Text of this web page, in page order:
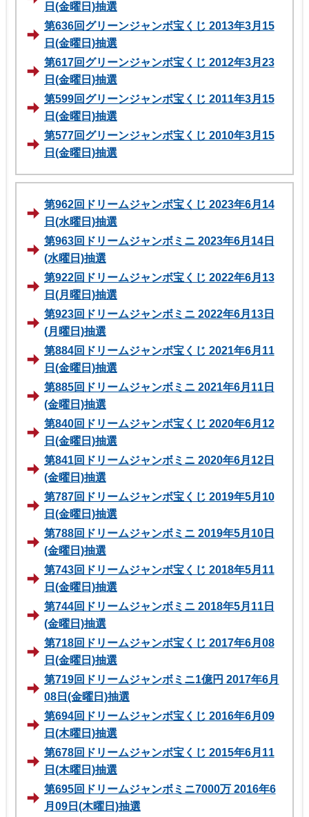
日(金曜日)抽選
第636回グリーンジャンボ宝くじ 2013年3月15
日(金曜日)抽選
第617回グリーンジャンボ宝くじ 2012年3月23
日(金曜日)抽選
第599回グリーンジャンボ宝くじ 2011年3月15
日(金曜日)抽選
第577回グリーンジャンボ宝くじ 2010年3月15
日(金曜日)抽選
第962回ドリームジャンボ宝くじ 2023年6月14
日(水曜日)抽選
第963回ドリームジャンボミニ 2023年6月14日
(水曜日)抽選
第922回ドリームジャンボ宝くじ 2022年6月13
日(月曜日)抽選
第923回ドリームジャンボミニ 2022年6月13日
(月曜日)抽選
第884回ドリームジャンボ宝くじ 2021年6月11
日(金曜日)抽選
第885回ドリームジャンボミニ 2021年6月11日
(金曜日)抽選
第840回ドリームジャンボ宝くじ 2020年6月12
日(金曜日)抽選
第841回ドリームジャンボミニ 2020年6月12日
(金曜日)抽選
第787回ドリームジャンボ宝くじ 2019年5月10
日(金曜日)抽選
第788回ドリームジャンボミニ 2019年5月10日
(金曜日)抽選
第743回ドリームジャンボ宝くじ 2018年5月11
日(金曜日)抽選
第744回ドリームジャンボミニ 2018年5月11日
(金曜日)抽選
第718回ドリームジャンボ宝くじ 2017年6月08
日(金曜日)抽選
第719回ドリームジャンボミニ1億円 2017年6月
08日(金曜日)抽選
第694回ドリームジャンボ宝くじ 2016年6月09
日(木曜日)抽選
第678回ドリームジャンボ宝くじ 2015年6月11
日(木曜日)抽選
第695回ドリームジャンボミニ7000万 2016年6
月09日(木曜日)抽選